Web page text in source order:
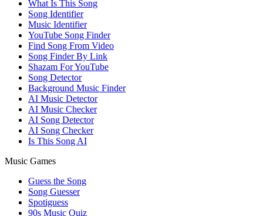
What Is This Song
Song Identifier
Music Identifier
YouTube Song Finder
Find Song From Video
Song Finder By Link
Shazam For YouTube
Song Detector
Background Music Finder
AI Music Detector
AI Music Checker
AI Song Detector
AI Song Checker
Is This Song AI
Music Games
Guess the Song
Song Guesser
Spotiguess
90s Music Quiz